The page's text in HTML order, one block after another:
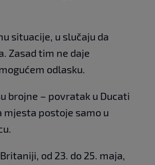
situacije, u slučaju da
Zasad tim ne daje
odlasku.
brojne – povratak u Ducati
mjesta postoje samo u
od 23. do 25. maja,